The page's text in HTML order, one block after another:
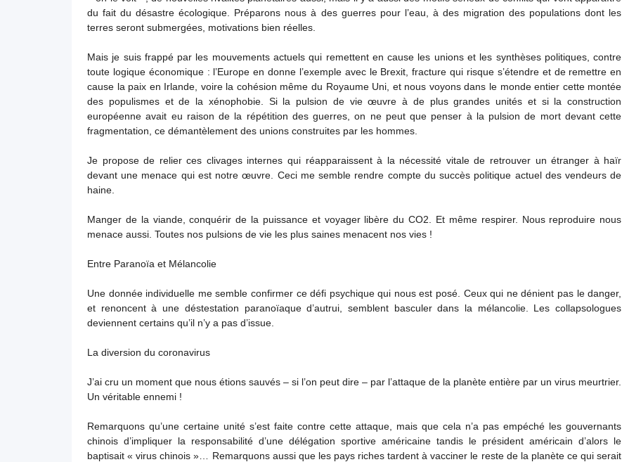
du fait du désastre écologique. Préparons nous à des guerres pour l’eau, à des migration des populations dont les
terres seront submergées, motivations bien réelles.
Mais je suis frappé par les mouvements actuels qui remettent en cause les unions et les synthèses politiques, contre
toute logique économique : l’Europe en donne l’exemple avec le Brexit, fracture qui risque s’étendre et de remettre en
cause la paix en Irlande, voire la cohésion même du Royaume Uni, et nous voyons dans le monde entier cette montée
des populismes et de la xénophobie. Si la pulsion de vie œuvre à de plus grandes unités et si la construction
européenne avait eu raison de la répétition des guerres, on ne peut que penser à la pulsion de mort devant cette
fragmentation, ce démantèlement des unions construites par les hommes.
Je propose de relier ces clivages internes qui réapparaissent à la nécessité vitale de retrouver un étranger à haïr
devant une menace qui est notre œuvre. Ceci me semble rendre compte du succès politique actuel des vendeurs de
haine.
Manger de la viande, conquérir de la puissance et voyager libère du CO2. Et même respirer. Nous reproduire nous
menace aussi. Toutes nos pulsions de vie les plus saines menacent nos vies !
Entre Paranoïa et Mélancolie
Une donnée individuelle me semble confirmer ce défi psychique qui nous est posé. Ceux qui ne dénient pas le danger,
et renoncent à une déstestation paranoïaque d’autrui, semblent basculer dans la mélancolie. Les collapsologues
deviennent certains qu’il n’y a pas d’issue.
La diversion du coronavirus
J’ai cru un moment que nous étions sauvés – si l’on peut dire – par l’attaque de la planète entière par un virus meurtrier.
Un véritable ennemi !
Remarquons qu’une certaine unité s’est faite contre cette attaque, mais que cela n’a pas empéché les gouvernants
chinois d’impliquer la responsabilité d’une délégation sportive américaine tandis le président américain d’alors le
baptisait « virus chinois »… Remarquons aussi que les pays riches tardent à vacciner le reste de la planète ce qui serait